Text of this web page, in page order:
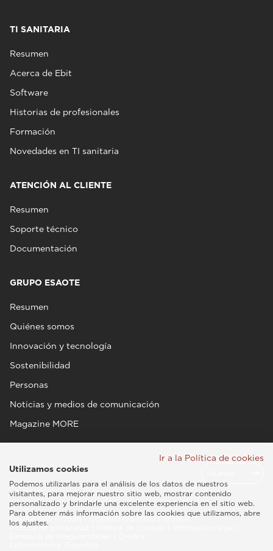
TI SANITARIA
Resumen
Acerca de Ebit
Software
Historias de profesionales
Formación
Novedades en TI sanitaria
ATENCIÓN AL CLIENTE
Resumen
Soporte técnico
Documentación
GRUPO ESAOTE
Resumen
Quiénes somos
Innovación y tecnología
Sostenibilidad
Personas
Noticias y medios de comunicación
Magazine MORE
Esaote SPA © 2026 - CÓDIGO IVA IT05131180969
Política de privacidad
Ir a la Política de cookies
Utilizamos cookies
Podemos utilizarlas para el análisis de los datos de nuestros
visitantes, para mejorar nuestro sitio web, mostrar contenido
personalizado y brindarle una excelente experiencia en el sitio web.
Para obtener más información sobre las cookies que utilizamos, abre
los ajustes.